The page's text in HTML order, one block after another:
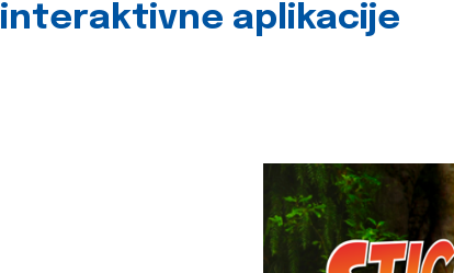
interaktivne aplikacije